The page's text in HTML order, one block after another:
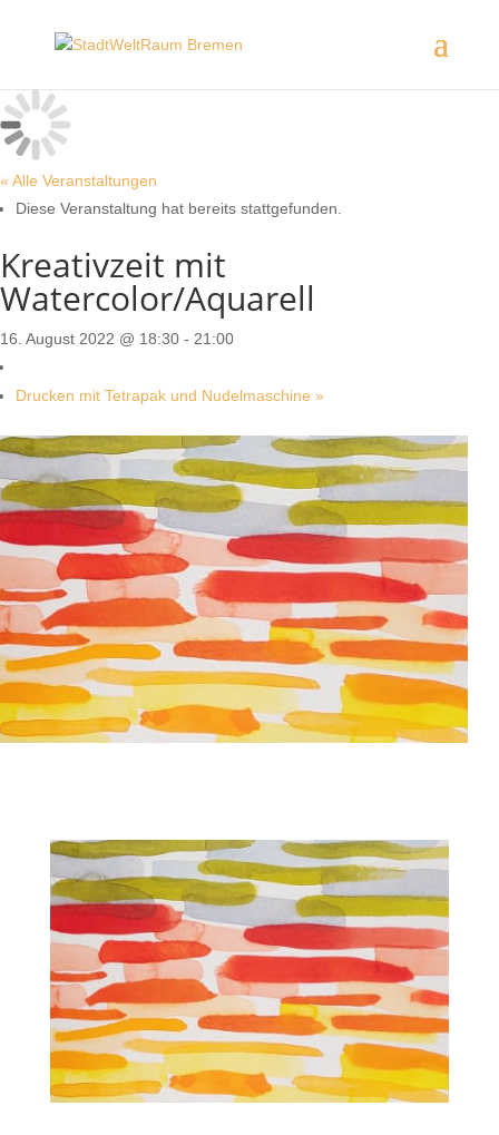
« Alle Veranstaltungen
Diese Veranstaltung hat bereits stattgefunden.
Kreativzeit mit
Watercolor/Aquarell
16. August 2022 @ 18:30 - 21:00
Drucken mit Tetrapak und Nudelmaschine »